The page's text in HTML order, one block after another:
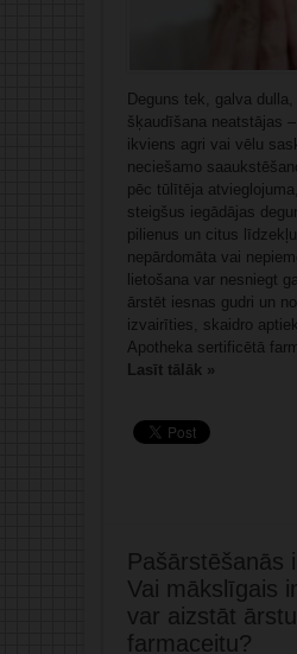
Deguns tek, galva
šķaudīšana neatstājas
ikviens agri vai vēlu
neciešamo
pēc tūlītēja
steigšus iegādājas
pilienus un citus
nepārdomāta vai
lietošana var nesniegt
ārstēt iesnas gudri un
izvairīties, skaidro
Apotheka sertificētā
Lasīt tālāk »
Pašārstēšanās
Vai mākslīgais
var aizstāt
farmaceitu?